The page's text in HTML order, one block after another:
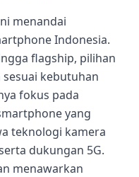
menandai
Indonesia.
flagship, pilihan
kebutuhan
fokus pada
yang
teknologi kamera
dukungan 5G.
menawarkan